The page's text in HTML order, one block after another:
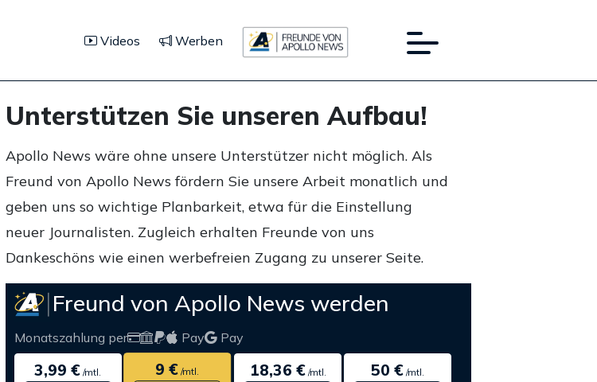
Videos Werben
Unterstützen Sie unseren Aufbau!
Apollo News wäre ohne unsere Unterstützer nicht möglich. Als
Freund von Apollo News fördern Sie unsere Arbeit monatlich und
geben uns so wichtige Planbarkeit, etwa für die Einstellung
neuer Journalisten. Zugleich erhalten Freunde von uns
Dankeschöns wie einen werbefreien Zugang zu unserer Seite.
Freund von Apollo News werden
Monatszahlung per Pay Pay
3,99 € /mtl. 9 € /mtl. 18,36 €/mtl. 50 € /mtl.